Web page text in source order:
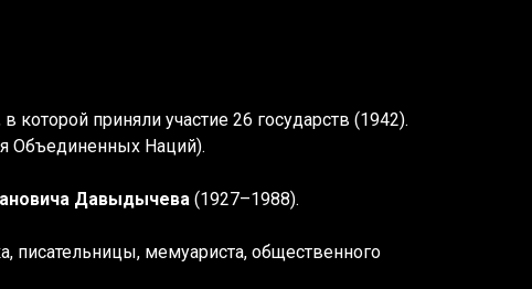
приняли участие 26 государств (1942).
Объединенных Наций).
Давыдычева (1927–1988).
писательницы, мемуариста, общественного